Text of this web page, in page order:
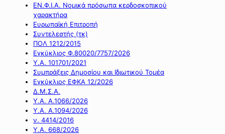
ΕΝ.Φ.Ι.Α. Νομικά πρόσωπα κερδοσκοπικού
χαρακτήρα
Ευρωπαϊκή Επιτροπή
Συντελεστής (τκ)
ΠΟΛ 1212/2015
Εγκύκλιος Φ.80020/7757/2026
Υ.Α. 101701/2021
Συμπράξεις Δημοσίου και Ιδιωτικού Τομέα
Εγκύκλιος ΕΦΚΑ 12/2026
Δ.Μ.Σ.Α.
Υ.Α. Α.1066/2026
Υ.Α. Α.1094/2026
ν. 4414/2016
Y.A. 668/2026